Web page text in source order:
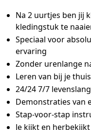
Na 2 uurtjes ben jij
kledingstuk te
Speciaal voor
ervaring
Zonder urenlange
Leren van bij je
24/24 7/7
Demonstraties van
Stap-voor-stap
Je kijkt en